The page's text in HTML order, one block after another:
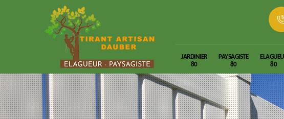
JARDINIER
80
PAYSAGISTE
80
80